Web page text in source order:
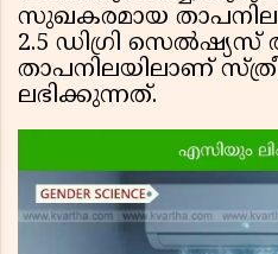
സുഖകരമായ
2.5 ഡിഗ്രി സെൽഷ്യസ്
താപനിലയിലാണ്
ലഭിക്കുന്നത്.